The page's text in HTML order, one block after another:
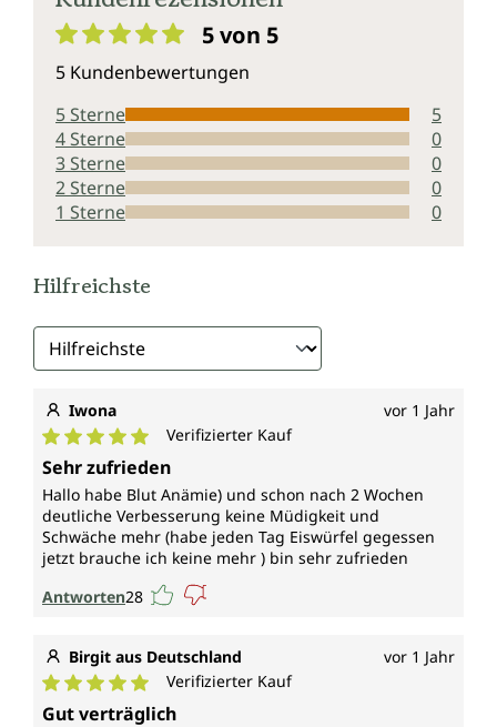
5 von 5
5 Kundenbewertungen
5 Sterne
5
4 Sterne
0
3 Sterne
0
2 Sterne
0
1 Sterne
0
Hilfreichste
Iwona vor 1 Jahr
Durchschnittliche Bewertung von 5 von 5 Sternen
Verifizierter Kauf
Sehr zufrieden
Hallo habe Blut Anämie) und schon nach 2 Wochen
deutliche Verbesserung keine Müdigkeit und
Schwäche mehr (habe jeden Tag Eiswürfel gegessen
jetzt brauche ich keine mehr ) bin sehr zufrieden
Antworten28
Birgit aus Deutschland vor 1 Jahr
Durchschnittliche Bewertung von 5 von 5 Sternen
Verifizierter Kauf
Gut verträglich